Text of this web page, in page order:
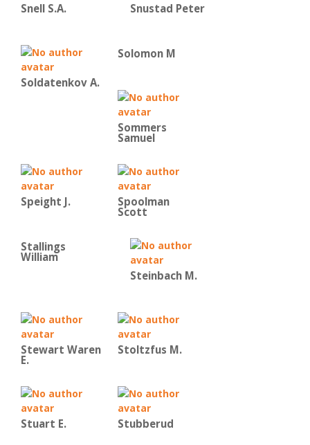
Snell S.A. Snustad Peter
Soldatenkov A.
Solomon M
Sommers
Samuel
Speight J. Spoolman
Scott
Stallings
William
Steinbach M.
Stewart Waren
E.
Stoltzfus M.
Stuart E. Stubberud